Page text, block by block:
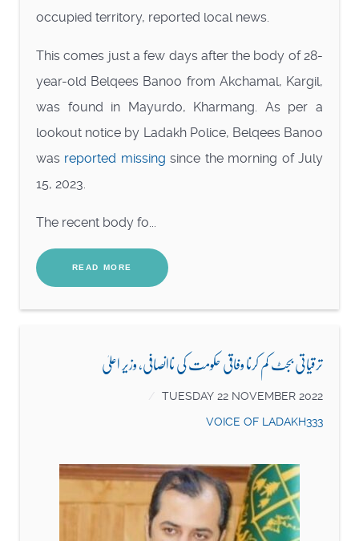
occupied territory, reported local news.
This comes just a few days after the body of 28-
year-old Belqees Banoo from Akchamal, Kargil,
was found in Mayurdo, Kharmang. As per a
lookout notice by Ladakh Police, Belqees Banoo
was reported missing since the morning of July
15, 2023.
The recent body fo...
READ MORE
ترقیاتی بجٹ کم کرنا وفاقی حکومت کی ناانصافی، وزیر اعلیٰ
TUESDAY 22 NOVEMBER 2022
VOICE OF LADAKH333